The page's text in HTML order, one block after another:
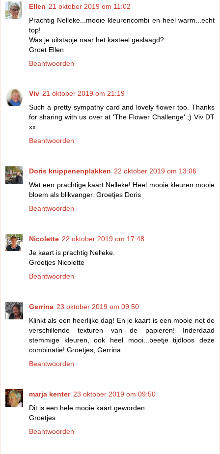
Ellen 21 oktober 2019 om 11:02
Prachtig Nelleke...mooie kleurencombi en heel warm...echt
top!
Was je uitstapje naar het kasteel geslaagd?
Groet Ellen
Beantwoorden
Viv 21 oktober 2019 om 21:19
Such a pretty sympathy card and lovely flower too. Thanks
for sharing with us over at 'The Flower Challenge' ;) Viv DT
xx
Beantwoorden
Doris knippenenplakken 22 oktober 2019 om 13:06
Wat een prachtige kaart Nelleke! Heel mooie kleuren mooie
bloem als blikvanger. Groetjes Doris
Beantwoorden
Nicolette 22 oktober 2019 om 17:48
Je kaart is prachtig Nelleke.
Groetjes Nicolette
Beantwoorden
Gerrina 23 oktober 2019 om 09:50
Klinkt als een heerlijke dag! En je kaart is een mooie net de
verschillende texturen van de papieren! Inderdaad
stemmige kleuren, ook heel mooi...beetje tijdloos deze
combinatie! Groetjes, Gerrina
Beantwoorden
marja kenter 23 oktober 2019 om 09:50
Dit is een hele mooie kaart geworden.
Groetjes
Beantwoorden